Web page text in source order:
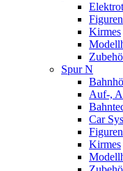
Figuren
Kirmes
Spur N
Auf-,
Car
Figuren
Kirmes